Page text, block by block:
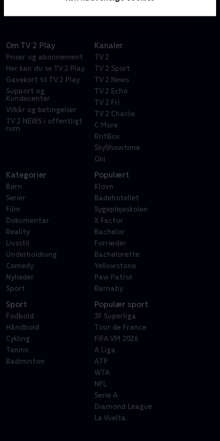
Om TV 2 Play
Priser og abonnement
Her kan du se TV 2 Play
Gavekort til TV 2 Play
Support og
Kundecenter
Vilkår og betingelser
TV 2 NEWS i offentligt
rum
Kanaler
TV 2
TV 2 Sport
TV 2 News
TV 2 Echo
TV 2 Fri
TV 2 Charlie
C More
BritBox
SkyShowtime
Oiii
Kategorier
Børn
Serier
Film
Dokumentar
Reality
Livsstil
Underholdning
Comedy
Nyheder
Sport
Populært
Klovn
Badehotellet
Sygeplejeskolen
X Factor
Bachelor
Forræder
Bachelorette
Yellowstone
Paw Patrol
Barnaby
Sport
Fodbold
Håndbold
Cykling
Tennis
Badminton
Populær sport
3F Superliga
Tour de France
FIFA VM 2026
A Liga
ATP
WTA
NFL
Serie A
Diamond League
La Vuelta